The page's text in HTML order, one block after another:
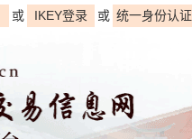
或 IKEY登录 或 统一身份认